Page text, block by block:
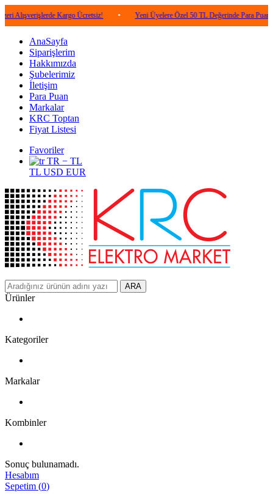
Kargo Ücretsiz! • Yeni Üyelere Özel 50 TL Değerinde Para Puan! •
AnaSayfa
Siparişlerim
Hakkımızda
Şubelerimiz
İletişim
Para Puan
Markalar
KRC Toptan
Fiyat Listesi
Favoriler
TR − TL
TL USD EUR
ARA
Ürünler
Kategoriler
Markalar
Kombinler
Sonuç bulunamadı.
Hesabım
Sepetim (0)